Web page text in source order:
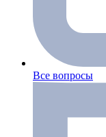
Все вопросы